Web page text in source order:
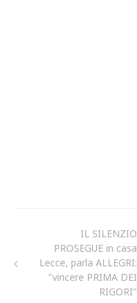
IL SILENZIO
PROSEGUE in casa
Lecce, parla ALLEGRI:
"vincere PRIMA DEI
RIGORI"